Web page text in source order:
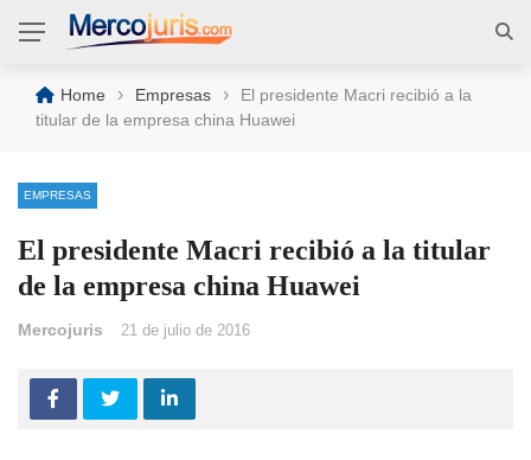
Home › Empresas ›
El presidente Macri recibió a la
titular de la empresa china Huawei
EMPRESAS
El presidente Macri recibió a la titular
de la empresa china Huawei
Mercojuris 21 de julio de 2016